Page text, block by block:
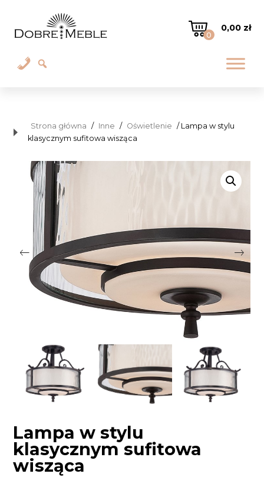
0
0,00 zł
Strona główna / Inne / Oświetlenie / Lampa w stylu
klasycznym sufitowa wisząca
Lampa w stylu
klasycznym sufitowa
wisząca